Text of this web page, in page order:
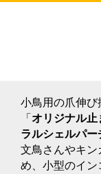
小鳥用の爪伸び
「オリジナル
ラルシェルパー
文鳥さんやキ
め、小型のイ